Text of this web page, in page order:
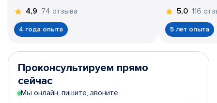
4,9 74 отзыва
4 года опыта
5,0 116
5 лет опыта
Проконсультируем прямо
сейчас
Мы онлайн, пишите, звоните